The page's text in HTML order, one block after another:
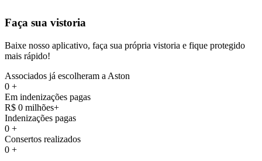
Faça sua vistoria
Baixe nosso aplicativo, faça sua própria vistoria e fique protegido
mais rápido!
Associados já escolheram a Aston
0 +
Em indenizações pagas
R$ 0 milhões+
Indenizações pagas
0 +
Consertos realizados
0 +